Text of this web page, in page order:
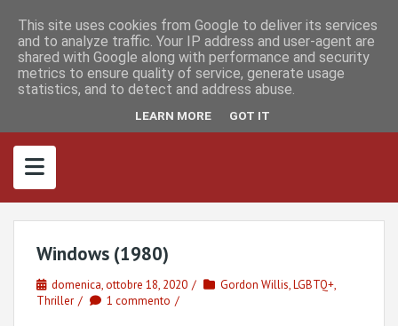
a
c
e
b
n
s
t
a
g
Windows (1980)
domenica, ottobre 18, 2020 Gordon Willis,LGBTQ+,
Thriller
1 commento
This site uses cookies from Google to deliver its services
and to analyze traffic. Your IP address and user-agent are
shared with Google along with performance and security
metrics to ensure quality of service, generate usage
statistics, and to detect and address abuse.
LEARN MORE GOT IT